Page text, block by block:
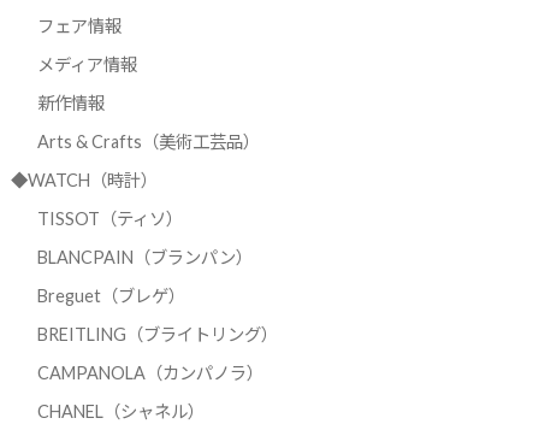
フェア情報
メディア情報
新作情報
Arts & Crafts（美術工芸品）
◆WATCH（時計）
TISSOT（ティソ）
BLANCPAIN（ブランパン）
Breguet（ブレゲ）
BREITLING（ブライトリング）
CAMPANOLA（カンパノラ）
CHANEL（シャネル）